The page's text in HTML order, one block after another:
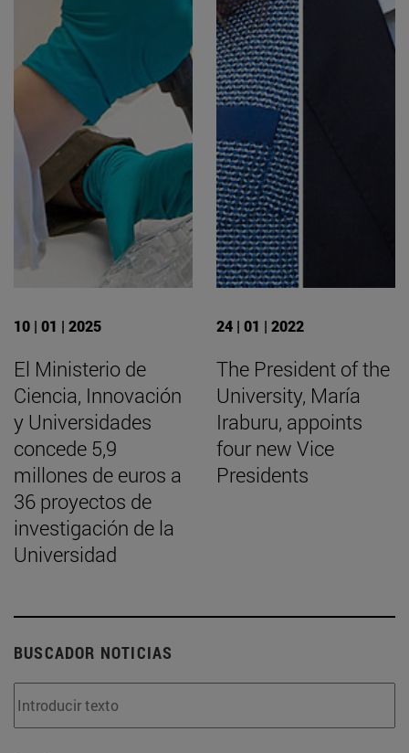
10 | 01 | 2025
El Ministerio de
Ciencia, Innovación
y Universidades
concede 5,9
millones de euros a
36 proyectos de
investigación de la
Universidad
24 | 01 | 2022
The President of the
University, María
Iraburu, appoints
four new Vice
Presidents
BUSCADOR NOTICIAS